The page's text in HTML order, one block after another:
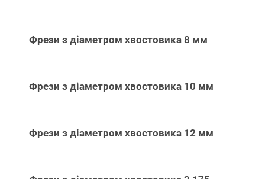
Фрези з діаметром хвостовика 8 мм
Фрези з діаметром хвостовика 10 мм
Фрези з діаметром хвостовика 12 мм